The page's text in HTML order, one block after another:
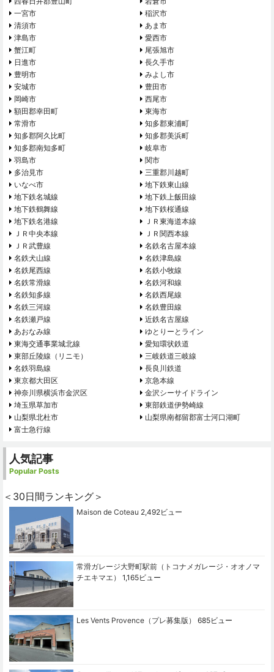
一宮市
稲沢市
清須市
あま市
津島市
愛西市
蟹江町
尾張旭市
日進市
長久手市
豊明市
みよし市
安城市
豊田市
岡崎市
西尾市
額田郡幸田町
東海市
常滑市
知多郡東浦町
知多郡阿久比町
知多郡美浜町
知多郡南知多町
岐阜市
羽島市
関市
多治見市
三重郡川越町
いなべ市
地下鉄東山線
地下鉄名城線
地下鉄上飯田線
地下鉄鶴舞線
地下鉄桜通線
地下鉄名港線
ＪＲ東海道本線
ＪＲ中央本線
ＪＲ関西本線
ＪＲ武豊線
名鉄名古屋本線
名鉄犬山線
名鉄津島線
名鉄尾西線
名鉄小牧線
名鉄常滑線
名鉄河和線
名鉄知多線
名鉄西尾線
名鉄三河線
名鉄豊田線
名鉄瀬戸線
近鉄名古屋線
あおなみ線
ゆとりーとライン
東海交通事業城北線
愛知環状鉄道
東部丘陵線（リニモ）
三岐鉄道三岐線
名鉄羽島線
長良川鉄道
東京都大田区
京急本線
神奈川県横浜市金沢区
金沢シーサイドライン
埼玉県草加市
東部鉄道伊勢崎線
山梨県北杜市
山梨県南都留郡富士河口湖町
富士急行線
人気記事
Popular Posts
＜30日間ランキング＞
Maison de Coteau 2,492ビュー
常滑ガレージ大野町駅前（トコナメガレージ・オオノマ
チエキマエ）
1,165ビュー
Les Vents Provence（プレ募集版） 685ビュー